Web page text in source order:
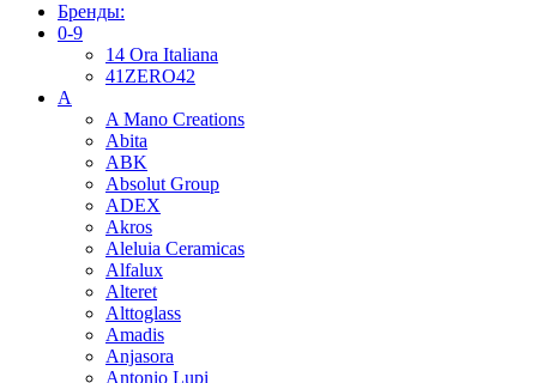
Бренды:
0-9
14 Ora Italiana
41ZERO42
A
A Mano Creations
Abita
ABK
Absolut Group
ADEX
Akros
Aleluia Ceramicas
Alfalux
Alteret
Alttoglass
Amadis
Anjasora
Antonio Lupi